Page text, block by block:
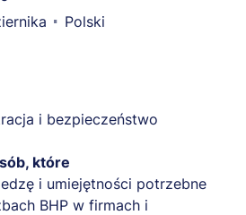
Polski
i bezpieczeństwo
które
i umiejętności potrzebne
BHP w firmach i